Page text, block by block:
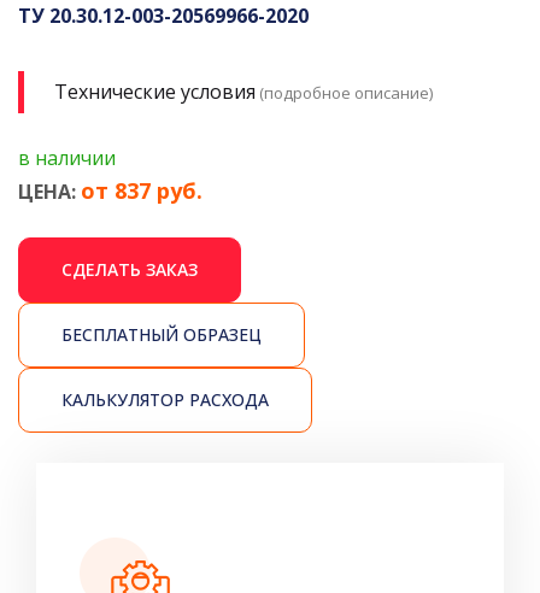
ТУ 20.30.12-003-20569966-2020
Технические условия (подробное описание)
в наличии
ЦЕНА: от 837 руб.
СДЕЛАТЬ ЗАКАЗ
БЕСПЛАТНЫЙ ОБРАЗЕЦ
КАЛЬКУЛЯТОР РАСХОДА